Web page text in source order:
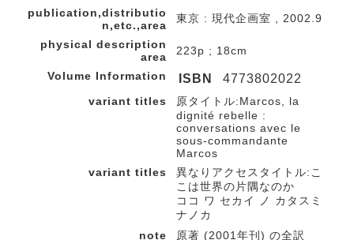
publication,distributio
n,etc.,area
東京 : 現代企画室 , 2002.9
physical description
area
223p ; 18cm
Volume Information
ISBN 4773802022
variant titles
原タイトル:Marcos, la
dignité rebelle :
conversations avec le
sous-commandante
Marcos
variant titles
異なりアクセスタイトル:こ
こは世界の片隅なのか
ココ ワ セカイ ノ カタスミ
ナノカ
note
原著 (2001年刊) の全訳